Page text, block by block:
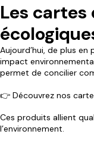
Les cartes
Aujourd’hui, de plus
impact
permet de concilier
👉 Découvrez nos
Ces produits allient
l’environnement.